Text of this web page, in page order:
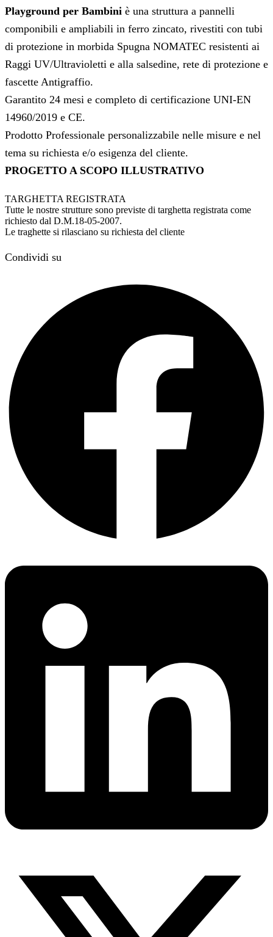
Playground per Bambini è una struttura a pannelli
componibili e ampliabili in ferro zincato, rivestiti con tubi
di protezione in morbida Spugna NOMATEC resistenti ai
Raggi UV/Ultravioletti e alla salsedine, rete di protezione e
fascette Antigraffio.
Garantito 24 mesi e completo di certificazione UNI-EN
14960/2019 e CE.
Prodotto Professionale personalizzabile nelle misure e nel
tema su richiesta e/o esigenza del cliente.
PROGETTO A SCOPO ILLUSTRATIVO
TARGHETTA REGISTRATA
Tutte le nostre strutture sono previste di targhetta registrata come
richiesto dal D.M.18-05-2007.
Le traghette si rilasciano su richiesta del cliente
Condividi su